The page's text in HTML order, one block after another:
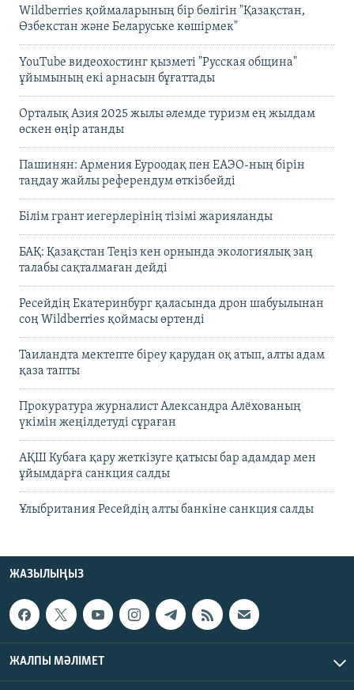
Wildberries қоймаларының бір бөлігін "Қазақстан,
Өзбекстан және Беларуське көшірмек"
YouTube видеохостинг қызметі "Русская община"
ұйымының екі арнасын бұғаттады
Орталық Азия 2025 жылы әлемде туризм ең жылдам
өскен өңір атанды
Пашинян: Армения Еуроодақ пен ЕАЭО-ның бірін
таңдау жайлы референдум өткізбейді
Білім грант иегерлерінің тізімі жарияланды
БАҚ: Қазақстан Теңіз кен орнында экологиялық заң
талабы сақталмаған дейді
Ресейдің Екатеринбург қаласында дрон шабуылынан
соң Wildberries қоймасы өртенді
Таиландта мектепте біреу қарудан оқ атып, алты адам
қаза тапты
Прокуратура журналист Александра Алёхованың
үкімін жеңілдетуді сұраған
АҚШ Кубаға қару жеткізуге қатысы бар адамдар мен
ұйымдарға санкция салды
Ұлыбритания Ресейдің алты банкіне санкция салды
ЖАЗЫЛЫҢЫЗ
ЖАЛПЫ МӘЛІМЕТ